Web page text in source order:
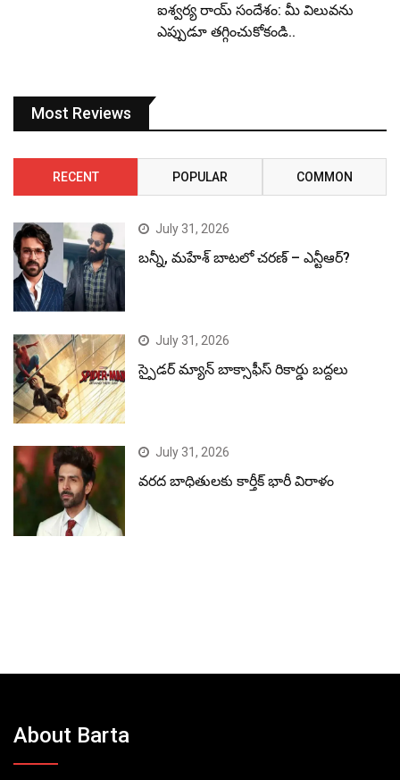
ఐశ్వర్య రాయ్ సందేశం: మీ విలువను
ఎప్పుడూ తగ్గించుకోకండి..
Most Reviews
RECENT POPULAR COMMON
July 31, 2026
బన్నీ, మహేశ్ బాటలో చరణ్ – ఎన్టీఆర్?
July 31, 2026
స్పైడర్ మ్యాన్ బాక్సాఫీస్ రికార్డు బద్దలు
July 31, 2026
వరద బాధితులకు కార్తీక్ భారీ విరాళం
About Barta